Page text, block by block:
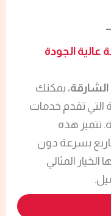
الجودة
، يمكنك
التي تقدم خدمات
تتميز هذه
بسرعة دون
المثالي